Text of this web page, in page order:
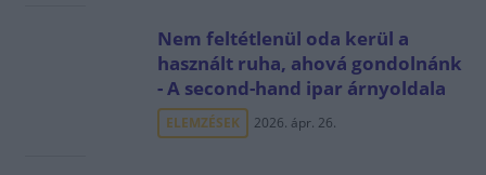
Nem feltétlenül oda kerül a
használt ruha, ahová gondolnánk
- A second-hand ipar árnyoldala
ELEMZÉSEK 2026. ápr. 26.